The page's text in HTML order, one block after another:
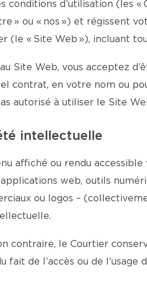
conditions d’utilisation (les
» ou « nos ») et régissent
(le « Site Web »), incluant
Site Web, vous acceptez
contrat, en votre nom ou
autorisé à utiliser le Site
intellectuelle
affiché ou rendu
web, outils
ou logos –
contraire, le Courtier
fait de l’accès ou de l’usage